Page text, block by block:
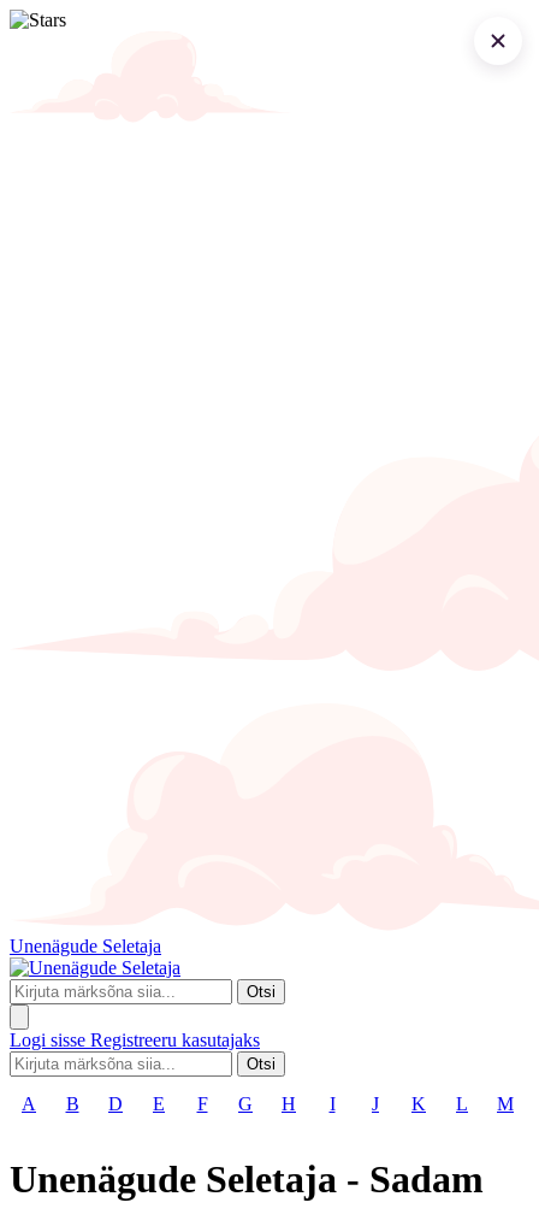
Unenägude Seletaja
Otsi
Logi sisse Registreeru kasutajaks
Otsi
A B D E F G H I J K L M
Unenägude Seletaja - Sadam